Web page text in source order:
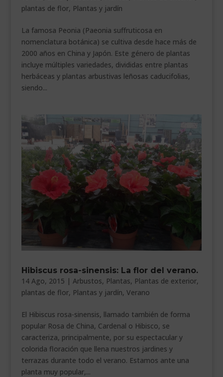
plantas de flor, Plantas y jardín
La famosa Peonia (Paeonia suffruticosa en
nomenclatura botánica) se cultiva desde hace más de
2000 años en China y Japón. Este género de plantas
incluye múltiples variedades, divididas entre plantas
herbáceas y plantas arbustivas leñosas caducifolias,
siendo...
Hibiscus rosa-sinensis: La flor del verano.
14 Ago, 2015 | Arbustos, Plantas, Plantas de exterior,
plantas de flor, Plantas y jardín, Verano
El Hibiscus rosa-sinensis, llamado también de forma
popular Rosa de China, Cardenal o Hibisco, se
caracteriza, principalmente, por su espectacular y
colorida floración que llena nuestros jardines y
terrazas durante todo el verano. Estamos ante una
planta muy popular,...